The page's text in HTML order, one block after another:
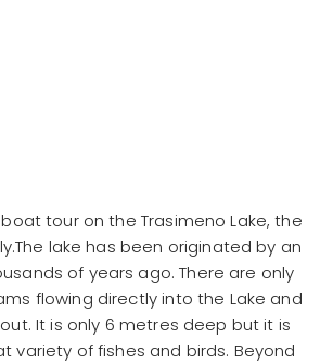
tour on the Trasimeno Lake, the
lake has been originated by an
of years ago. There are only
flowing directly into the Lake and
It is only 6 metres deep but it is
variety of fishes and birds. Beyond